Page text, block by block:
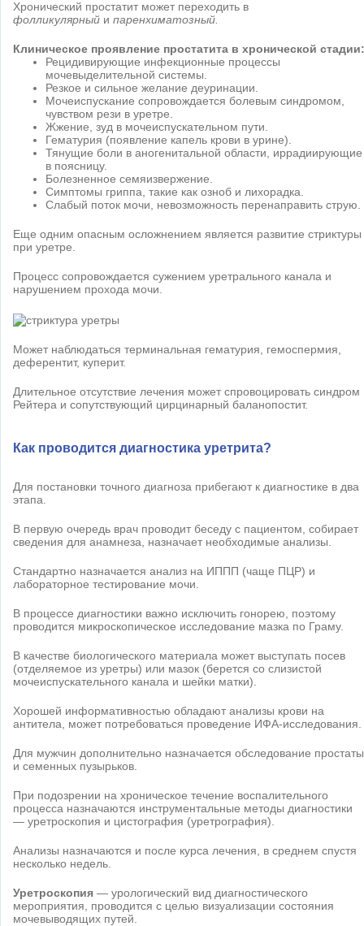
Хронический простатит может переходить в
фолликулярный и паренхиматозный.
Клиническое проявление простатита в хронической стадии:
Рецидивирующие инфекционные процессы
мочевыделительной системы.
Резкое и сильное желание деуринации.
Мочеиспускание сопровождается болевым синдромом,
чувством рези в уретре.
Жжение, зуд в мочеиспускательном пути.
Гематурия (появление капель крови в урине).
Тянущие боли в аногенитальной области, иррадиирующие
в поясницу.
Болезненное семяизвержение.
Симптомы гриппа, такие как озноб и лихорадка.
Слабый поток мочи, невозможность перенаправить струю.
Еще одним опасным осложнением является развитие стриктуры
при уретре.
Процесс сопровождается сужением уретрального канала и
нарушением прохода мочи.
Может наблюдаться терминальная гематурия, гемоспермия,
деферентит, куперит.
Длительное отсутствие лечения может спровоцировать синдром
Рейтера и сопутствующий цирцинарный баланопостит.
Как проводится диагностика уретрита?
Для постановки точного диагноза прибегают к диагностике в два
этапа.
В первую очередь врач проводит беседу с пациентом, собирает
сведения для анамнеза, назначает необходимые анализы.
Стандартно назначается анализ на ИППП (чаще ПЦР) и
лабораторное тестирование мочи.
В процессе диагностики важно исключить гонорею, поэтому
проводится микроскопическое исследование мазка по Граму.
В качестве биологического материала может выступать посев
(отделяемое из уретры) или мазок (берется со слизистой
мочеиспускательного канала и шейки матки).
Хорошей информативностью обладают анализы крови на
антитела, может потребоваться проведение ИФА-исследования.
Для мужчин дополнительно назначается обследование простаты
и семенных пузырьков.
При подозрении на хроническое течение воспалительного
процесса назначаются инструментальные методы диагностики
— уретроскопия и цистография (уретрография).
Анализы назначаются и после курса лечения, в среднем спустя
несколько недель.
Уретроскопия — урологический вид диагностического
мероприятия, проводится с целью визуализации состояния
мочевыводящих путей.